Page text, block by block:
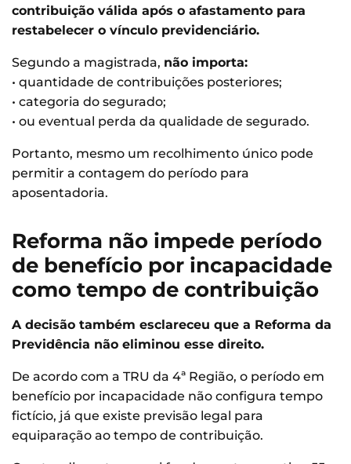
contribuição válida após o afastamento para
restabelecer o vínculo previdenciário.
Segundo a magistrada, não importa:
• quantidade de contribuições posteriores;
• categoria do segurado;
• ou eventual perda da qualidade de segurado.
Portanto, mesmo um recolhimento único pode
permitir a contagem do período para
aposentadoria.
Reforma não impede período
de benefício por incapacidade
como tempo de contribuição
A decisão também esclareceu que a Reforma da
Previdência não eliminou esse direito.
De acordo com a TRU da 4ª Região, o período em
benefício por incapacidade não configura tempo
fictício, já que existe previsão legal para
equiparação ao tempo de contribuição.